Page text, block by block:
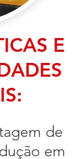
E
de
em